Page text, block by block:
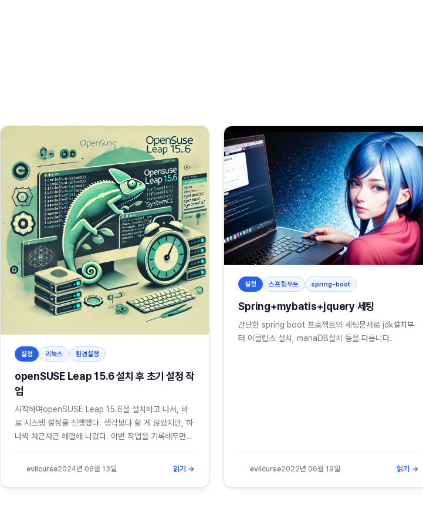
설정 리눅스 환경설정
openSUSE Leap 15.6 설치 후 초기 설정 작
업
시작하며openSUSE Leap 15.6을 설치하고 나서, 바
로 시스템 설정을 진행했다. 생각보다 할 게 많았지만, 하
나씩 차근차근 해결해 나갔다. 이번 작업을 기록해두면
다.https://get.opensuse.org/leap/15.6/openSU
순서대로 작업을 수행했다.작업순서1. 네트워크 설정서버
evilcurse2024년 08월 13일 읽기 →
설정 스프링부트 spring-boot
Spring+mybatis+jquery 세팅
간단한 spring boot 프로젝트의 세팅문서로 jdk설치부
터 이클립스 설치, mariaDB설치 등을 다룹니다.
evilcurse2022년 06월 19일 읽기 →